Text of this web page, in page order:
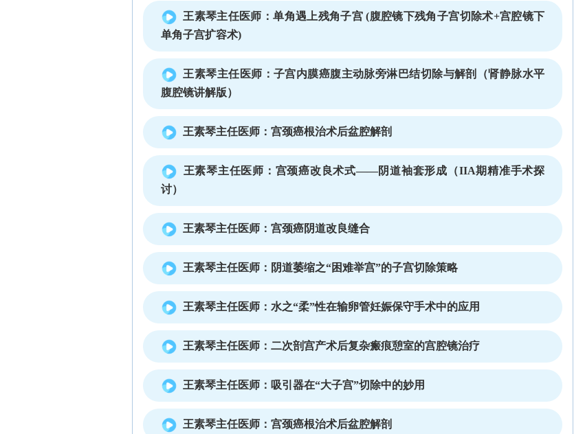
王素琴主任医师：单角遇上残角子宫 (腹腔镜下残角子宫切除术+宫腔镜下
单角子宫扩容术)
王素琴主任医师：子宫内膜癌腹主动脉旁淋巴结切除与解剖（肾静脉水平
腹腔镜讲解版）
王素琴主任医师：宫颈癌根治术后盆腔解剖
王素琴主任医师：宫颈癌改良术式——阴道袖套形成（IIA期精准手术探
讨）
王素琴主任医师：宫颈癌阴道改良缝合
王素琴主任医师：阴道萎缩之“困难举宫”的子宫切除策略
王素琴主任医师：水之“柔”性在输卵管妊娠保守手术中的应用
王素琴主任医师：二次剖宫产术后复杂瘢痕憩室的宫腔镜治疗
王素琴主任医师：吸引器在“大子宫”切除中的妙用
王素琴主任医师：宫颈癌根治术后盆腔解剖